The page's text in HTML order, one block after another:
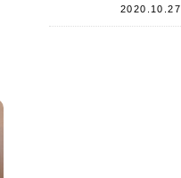
件
2020.10.27